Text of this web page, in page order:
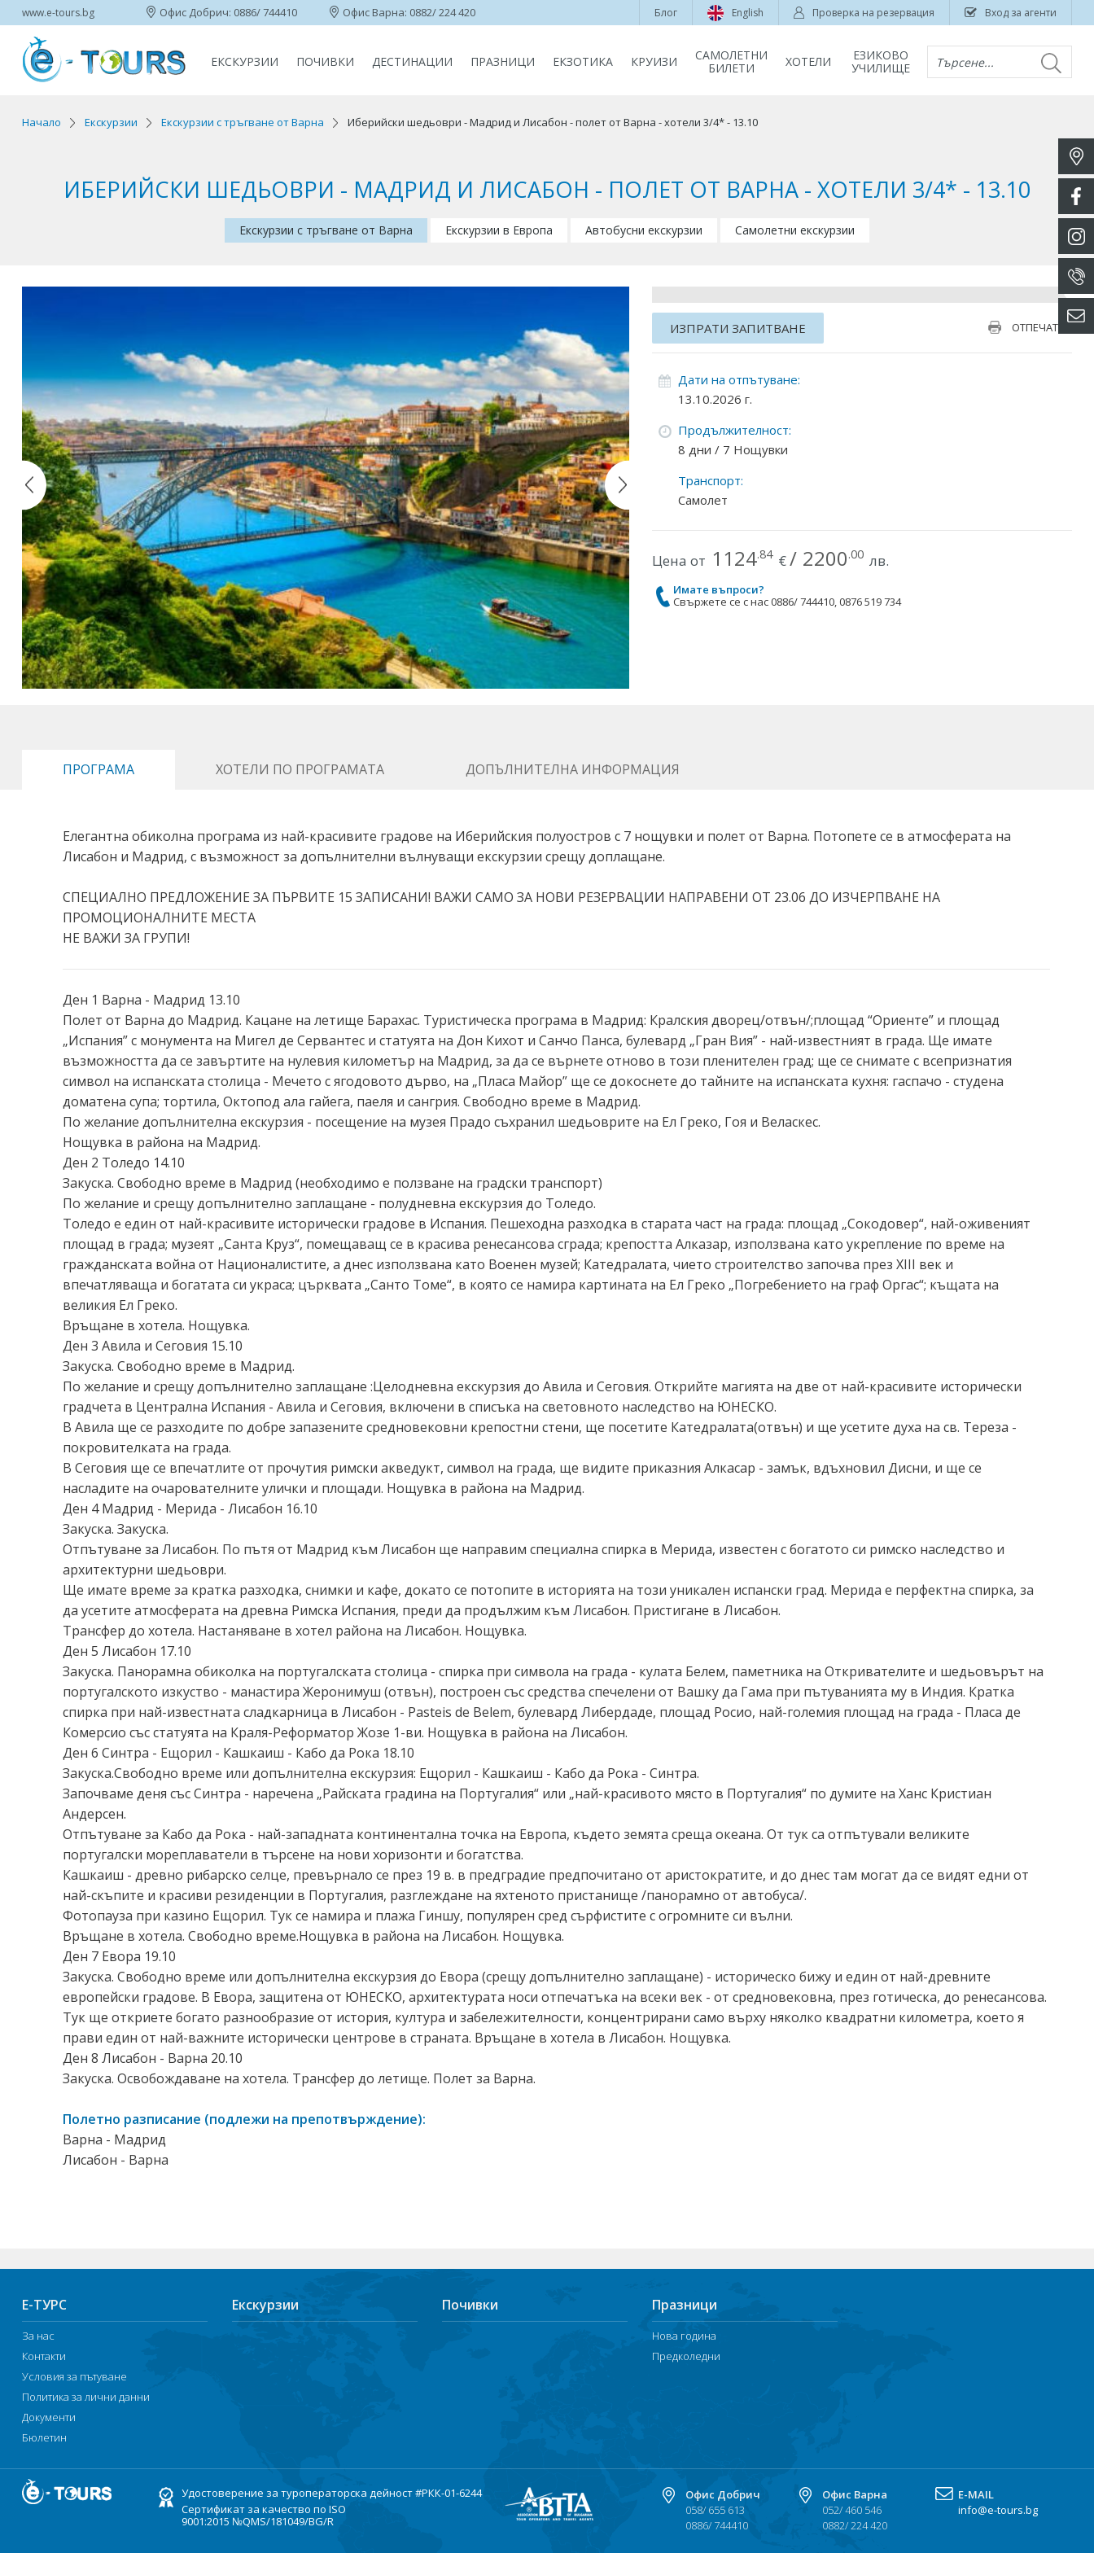
www.e-tours.bg Офис Добрич: 0886/ 744410 Офис Варна: 0882/ 224 420 Блог English Проверка на резервация Вход за агенти
ЕКСКУРЗИИ ПОЧИВКИ ДЕСТИНАЦИИ ПРАЗНИЦИ ЕКЗОТИКА КРУИЗИ
САМОЛЕТНИ
БИЛЕТИ
ХОТЕЛИ
ЕЗИКОВО
УЧИЛИЩЕ
Търсене...
Начало Екскурзии Екскурзии с тръгване от Варна Иберийски шедьоври - Мадрид и Лисабон - полет от Варна - хотели 3/4* - 13.10
ИБЕРИЙСКИ ШЕДЬОВРИ - МАДРИД И ЛИСАБОН - ПОЛЕТ ОТ ВАРНА - ХОТЕЛИ 3/4* - 13.10
Екскурзии с тръгване от Варна Екскурзии в Европа Автобусни екскурзии Самолетни екскурзии
ИЗПРАТИ ЗАПИТВАНЕ ОТПЕЧАТАЙ
Дати на отпътуване:
13.10.2026 г.
Продължителност:
8 дни / 7 Нощувки
Транспорт:
Самолет
Цена от 1124.84 €/ 2200.00 лв.
Имате въпроси?
Свържете се с нас 0886/ 744410, 0876 519 734
ПРОГРАМА ХОТЕЛИ ПО ПРОГРАМАТА ДОПЪЛНИТЕЛНА ИНФОРМАЦИЯ
Елегантна обиколна програма из най-красивите градове на Иберийския полуостров с 7 нощувки и полет от Варна. Потопете се в атмосферата на
Лисабон и Мадрид, с възможност за допълнителни вълнуващи екскурзии срещу доплащане.
СПЕЦИАЛНО ПРЕДЛОЖЕНИЕ ЗА ПЪРВИТЕ 15 ЗАПИСАНИ! ВАЖИ САМО ЗА НОВИ РЕЗЕРВАЦИИ НАПРАВЕНИ ОТ 23.06 ДО ИЗЧЕРПВАНЕ НА
ПРОМОЦИОНАЛНИТЕ МЕСТА
НЕ ВАЖИ ЗА ГРУПИ!
Ден 1 Варна - Мадрид 13.10
Полет от Варна до Мадрид. Кацане на летище Барахас. Туристическа програма в Мадрид: Кралския дворец/отвън/;площад “Ориенте” и площад
„Испания” с монумента на Мигел де Сервантес и статуята на Дон Кихот и Санчо Панса, булевард „Гран Вия” - най-известният в града. Ще имате
възможността да се завъртите на нулевия километър на Мадрид, за да се върнете отново в този пленителен град; ще се снимате с всепризнатия
символ на испанската столица - Мечето с ягодовото дърво, на „Пласа Майор” ще се докоснете до тайните на испанската кухня: гаспачо - студена
доматена супа; тортила, Октопод ала гайега, паеля и сангрия. Свободно време в Мадрид.
По желание допълнителна екскурзия - посещение на музея Прадо съхранил шедьоврите на Ел Греко, Гоя и Веласкес.
Нощувка в района на Мадрид.
Ден 2 Толедо 14.10
Закуска. Свободно време в Мадрид (необходимо е ползване на градски транспорт)
По желание и срещу допълнително заплащане - полудневна екскурзия до Толедо.
Толедо е един от най-красивите исторически градове в Испания. Пешеходна разходка в старата част на града: площад „Сокодовер“, най-оживеният
площад в града; музеят „Санта Круз“, помещаващ се в красива ренесансова сграда; крепостта Алказар, използвана като укрепление по време на
гражданската война от Националистите, а днес използвана като Военен музей; Катедралата, чието строителство започва през XIII век и
впечатляваща и богатата си украса; църквата „Санто Томе“, в която се намира картината на Ел Греко „Погребението на граф Оргас“; къщата на
великия Ел Греко.
Връщане в хотела. Нощувка.
Ден 3 Авила и Сеговия 15.10
Закуска. Свободно време в Мадрид.
По желание и срещу допълнително заплащане :Целодневна екскурзия до Авила и Сеговия. Открийте магията на две от най-красивите исторически
градчета в Централна Испания - Авила и Сеговия, включени в списъка на световното наследство на ЮНЕСКО.
В Авила ще се разходите по добре запазените средновековни крепостни стени, ще посетите Катедралата(отвън) и ще усетите духа на св. Тереза -
покровителката на града.
В Сеговия ще се впечатлите от прочутия римски акведукт, символ на града, ще видите приказния Алкасар - замък, вдъхновил Дисни, и ще се
насладите на очарователните улички и площади. Нощувка в района на Мадрид.
Ден 4 Мадрид - Мерида - Лисабон 16.10
Закуска. Закуска.
Отпътуване за Лисабон. По пътя от Мадрид към Лисабон ще направим специална спирка в Мерида, известен с богатото си римско наследство и
архитектурни шедьоври.
Ще имате време за кратка разходка, снимки и кафе, докато се потопите в историята на този уникален испански град. Мерида е перфектна спирка, за
да усетите атмосферата на древна Римска Испания, преди да продължим към Лисабон. Пристигане в Лисабон.
Трансфер до хотела. Настаняване в хотел района на Лисабон. Нощувка.
Ден 5 Лисабон 17.10
Закуска. Панорамна обиколка на португалската столица - спирка при символа на града - кулата Белем, паметника на Откривателите и шедьовърът на
португалското изкуство - манастира Жеронимуш (отвън), построен със средства спечелени от Вашку да Гама при пътуванията му в Индия. Кратка
спирка при най-известната сладкарница в Лисабон - Pasteis de Belem, булевард Либердаде, площад Росио, най-големия площад на града - Пласа де
Комерсио със статуята на Краля-Реформатор Жозе 1-ви. Нощувка в района на Лисабон.
Ден 6 Синтра - Ещорил - Кашкаиш - Кабо да Рока 18.10
Закуска.Свободно време или допълнителна екскурзия: Ещорил - Кашкаиш - Кабо да Рока - Синтра.
Започваме деня със Синтра - наречена „Райската градина на Португалия“ или „най-красивото място в Португалия“ по думите на Ханс Кристиан
Андерсен.
Отпътуване за Кабо да Рока - най-западната континентална точка на Европа, където земята среща океана. От тук са отпътували великите
португалски мореплаватели в търсене на нови хоризонти и богатства.
Кашкаиш - древно рибарско селце, превърнало се през 19 в. в предградие предпочитано от аристократите, и до днес там могат да се видят едни от
най-скъпите и красиви резиденции в Португалия, разглеждане на яхтеното пристанище /панорамно от автобуса/.
Фотопауза при казино Ещорил. Тук се намира и плажа Гиншу, популярен сред сърфистите с огромните си вълни.
Връщане в хотела. Свободно време.Нощувка в района на Лисабон. Нощувка.
Ден 7 Евора 19.10
Закуска. Свободно време или допълнителна екскурзия до Евора (срещу допълнително заплащане) - историческо бижу и един от най-древните
европейски градове. В Евора, защитена от ЮНЕСКО, архитектурата носи отпечатъка на всеки век - от средновековна, през готическа, до ренесансова.
Тук ще откриете богато разнообразие от история, култура и забележителности, концентрирани само върху няколко квадратни километра, което я
прави един от най-важните исторически центрове в страната. Връщане в хотела в Лисабон. Нощувка.
Ден 8 Лисабон - Варна 20.10
Закуска. Освобождаване на хотела. Трансфер до летище. Полет за Варна.
Полетно разписание (подлежи на прeпотвърждение):
Варна - Мадрид
Лисабон - Варна
Е-ТУРС
За нас
Контакти
Условия за пътуване
Политика за лични данни
Документи
Бюлетин
Екскурзии Почивки Празници
Нова година
Предколедни
Удостоверение за туроператорска дейност#РКК-01-6244
Сертификат за качество по ISO
9001:2015 №QMS/181049/BG/R
Офис Добрич
058/ 655 613
0886/ 744410
Офис Варна
052/ 460 546
0882/ 224 420
Е-MAIL
info@e-tours.bg